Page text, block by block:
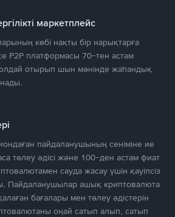
маркетплейс
көбі нақты бір нарықтарға
P2P платформасы 70-тен астам
отырып шын мәнінде жаһандық
пайдаланушының сеніміне ие
төлеу әдісі және 100-ден астам фиат
сауда жасау үшін қауіпсіз
Пайдаланушылар ашық криптовалюта
бағалары мен төлеу әдістерін
оңай сатып алып, сатып